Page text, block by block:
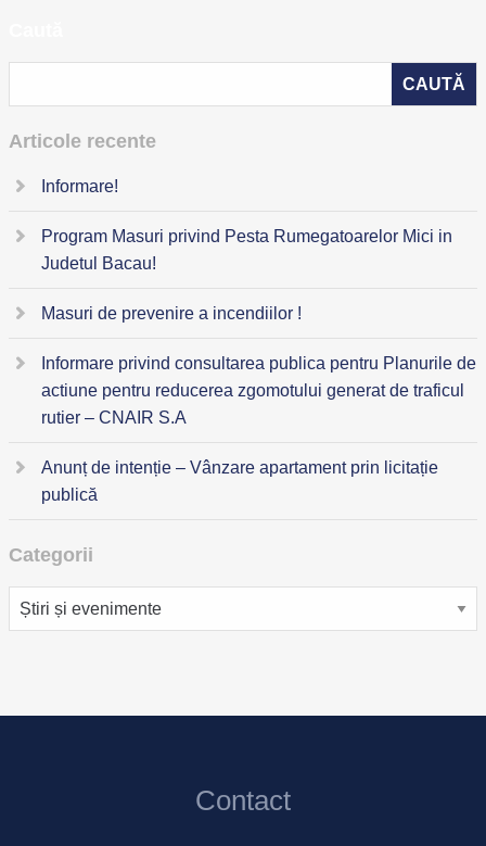
Articole recente
Informare!
Program Masuri privind Pesta Rumegatoarelor Mici in
Judetul Bacau!
Masuri de prevenire a incendiilor !
Informare privind consultarea publica pentru Planurile de
actiune pentru reducerea zgomotului generat de traficul
rutier – CNAIR S.A
Anunț de intenție – Vânzare apartament prin licitație
publică
Categorii
Categorii
Contact